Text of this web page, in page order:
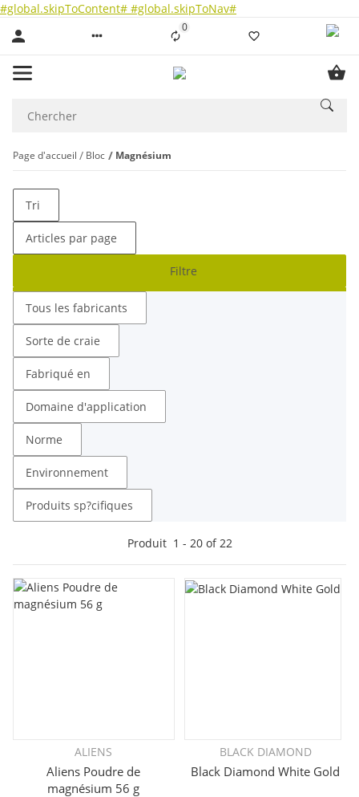
#global.skipToContent# #global.skipToNav#
0Liste ist leer
Page d'accueil Bloc Magnésium
Filtre
Tri
Articles par page
Tous les fabricants
Sorte de craie
Fabriqué en
Domaine d'application
Norme
Environnement
Produits sp?cifiques
Produit 1 - 20of22
ALIENS
Aliens Poudre de
magnésium 56 g
BLACK DIAMOND
Black Diamond White Gold